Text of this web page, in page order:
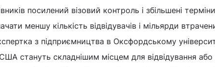
посилений візовий контроль і збільшені терміни
меншу кількість відвідувачів і мільярди
з підприємництва в Оксфордському
стануть складнішим місцем для відвідування або